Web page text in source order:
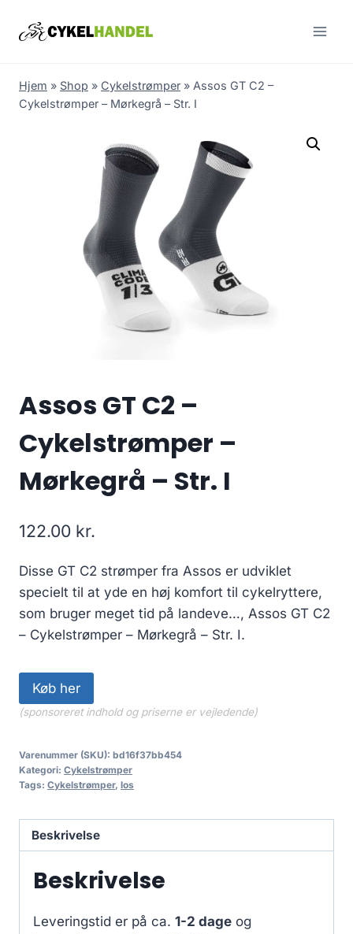
Hjem » Shop » Cykelstrømper » Assos GT C2 –
Cykelstrømper – Mørkegrå – Str. I
Assos GT C2 –
Cykelstrømper –
Mørkegrå – Str. I
122.00 kr.
Disse GT C2 strømper fra Assos er udviklet
specielt til at yde en høj komfort til cykelryttere,
som bruger meget tid på landeve…, Assos GT C2
– Cykelstrømper – Mørkegrå – Str. I.
Køb her
(sponsoreret indhold og priserne er vejledende)
Varenummer (SKU): bd16f37bb454
Kategori: Cykelstrømper
Tags: Cykelstrømper, los
Beskrivelse
Beskrivelse
Leveringstid er på ca. 1-2 dage og